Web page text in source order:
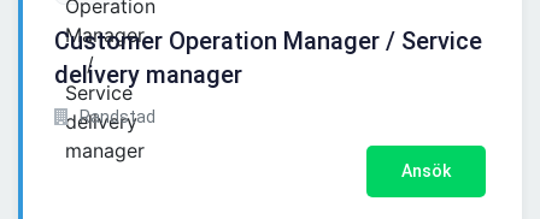
Customer Operation Manager / Service
delivery manager
Randstad
Ansök